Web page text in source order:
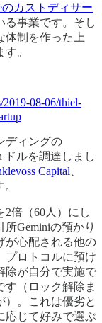
のカストディサー
る事業です。そし
体制を作った上
。
2019-08-06/thiel-
ディングの
ドルを調達しまし
Capital
倍（60人）にし
Geminiの預かり
が心配される他の
プロトコルに預け
除が自分で実施で
す（ロック解除ま
）。これは優劣と
応じて好みで選ぶ